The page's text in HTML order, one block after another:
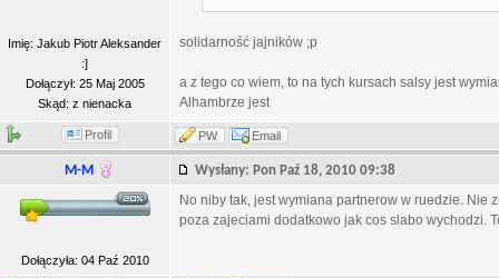
Imię: Jakub Piotr Aleksander
:]
Dołączył: 25 Maj 2005
Skąd: z nienacka
solidarność jajników ;p
a z tego co wiem, to na tych kursach salsy jest
Alhambrze jest
Profil PW Email
M-M Wysłany: Pon Paź 18, 2010 09:38
Dołączyła: 04 Paź 2010
No niby tak, jest wymiana partnerow w ruedzie. Nie
poza zajeciami dodatkowo jak cos slabo wychodzi.